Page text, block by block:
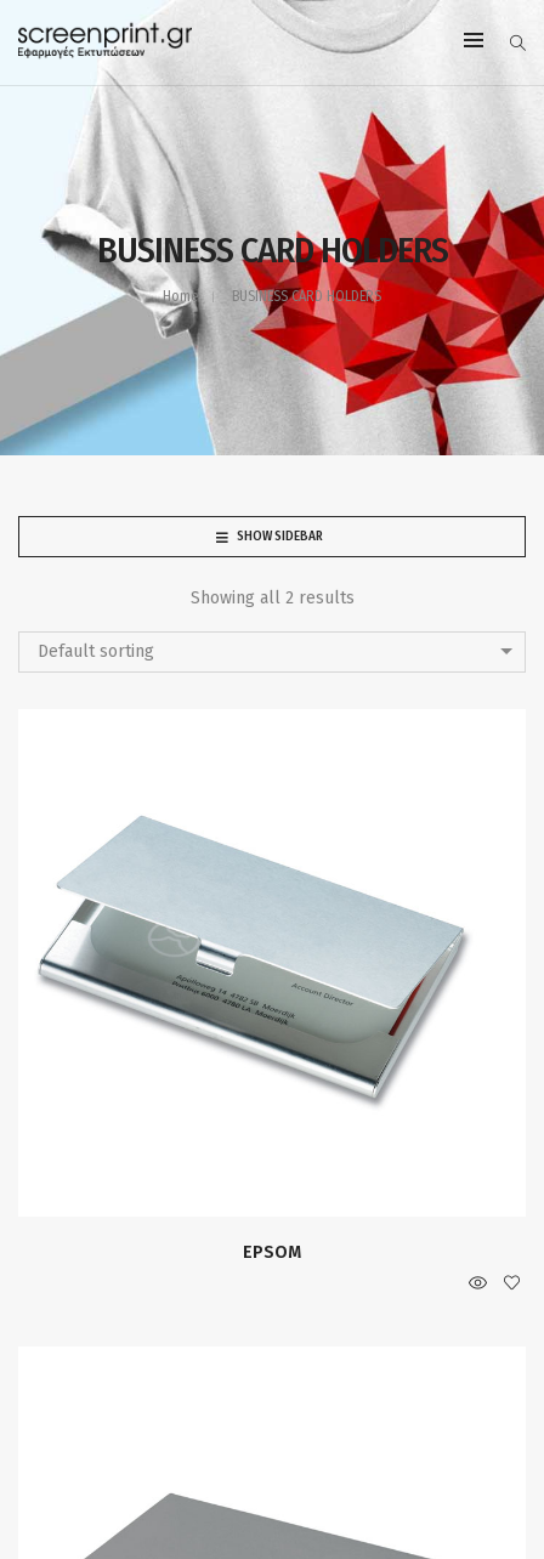
BUSINESS CARD HOLDERS
Home BUSINESS CARD HOLDERS
SHOW SIDEBAR
Showing all 2 results
Default sorting
EPSOM